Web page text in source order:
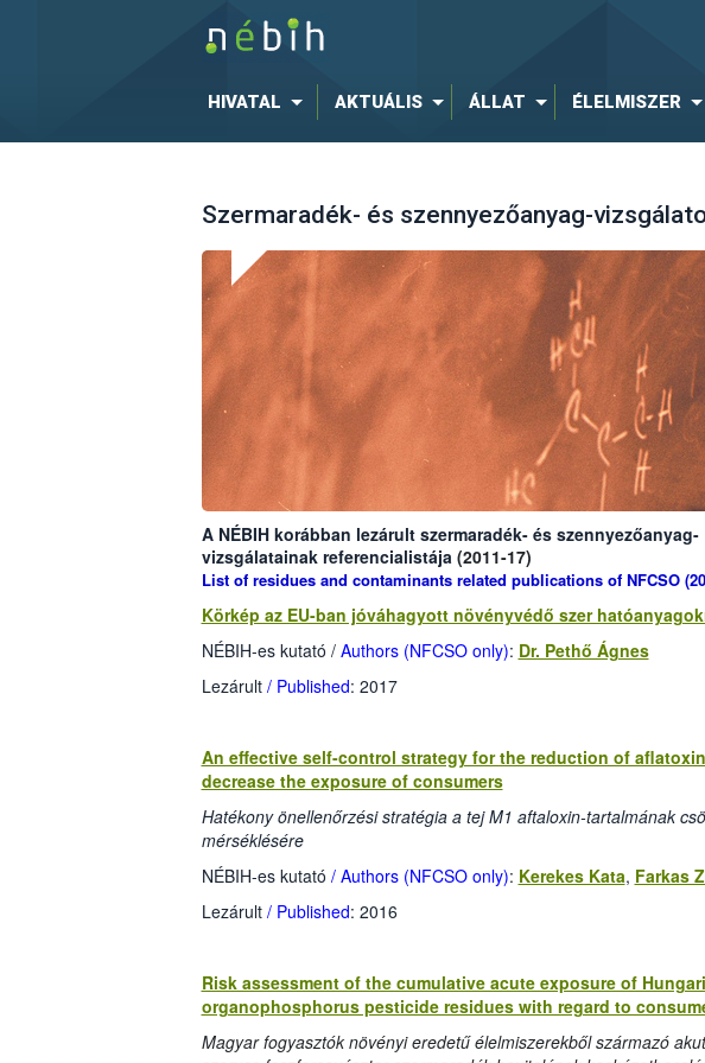
HIVATAL AKTUÁLIS ÁLLAT ÉLELMISZER
Szermaradék- és szennyezőanyag-
A NÉBIH korábban lezárult szermaradék- és szennyezőanyag-
vizsgálatainakreferencialistája(2011-17)
List of residues and contaminants related publications of NFCSO
Körkép az EU-ban jóváhagyott növényvédő szer
NÉBIH-es kutató /Authors (NFCSO only): Dr. Pethő Ágnes
Lezárult / Published: 2017
An effective self-control strategy for the reduction of
decrease the exposure of consumers
Hatékony önellenőrzési stratégia a tej M1 aftaloxin-tartalmának
mérséklésére
NÉBIH-es kutató / Authors (NFCSO only): Kerekes Kata, Farkas
Lezárult/ Published: 2016
Risk assessment of the cumulative acute exposure of
organophosphorus pesticide residues with regard to
Magyar fogyasztók növényi eredetű élelmiszerekből származó